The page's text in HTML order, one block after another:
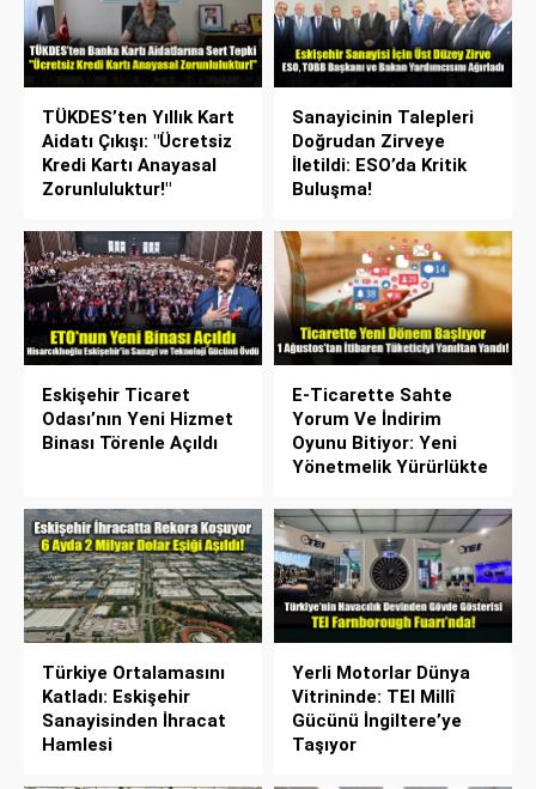
TÜKDES’ten Yıllık Kart
Aidatı Çıkışı: "Ücretsiz
Kredi Kartı Anayasal
Zorunluluktur!"
Sanayicinin Talepleri
Doğrudan Zirveye
İletildi: ESO’da Kritik
Buluşma!
Eskişehir Ticaret
Odası’nın Yeni Hizmet
Binası Törenle Açıldı
E-Ticarette Sahte
Yorum Ve İndirim
Oyunu Bitiyor: Yeni
Yönetmelik Yürürlükte
Türkiye Ortalamasını
Katladı: Eskişehir
Sanayisinden İhracat
Hamlesi
Yerli Motorlar Dünya
Vitrininde: TEI Millî
Gücünü İngiltere’ye
Taşıyor